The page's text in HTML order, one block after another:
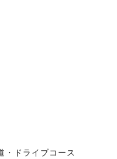
・ドライブコース